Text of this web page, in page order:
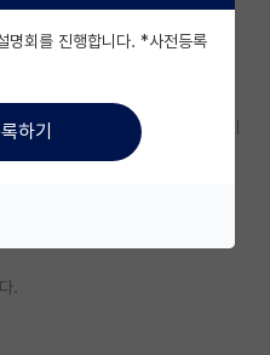
형대수 구술고사기출 있으신분 계
.
명회를 진행합니다. *사전등록
하기